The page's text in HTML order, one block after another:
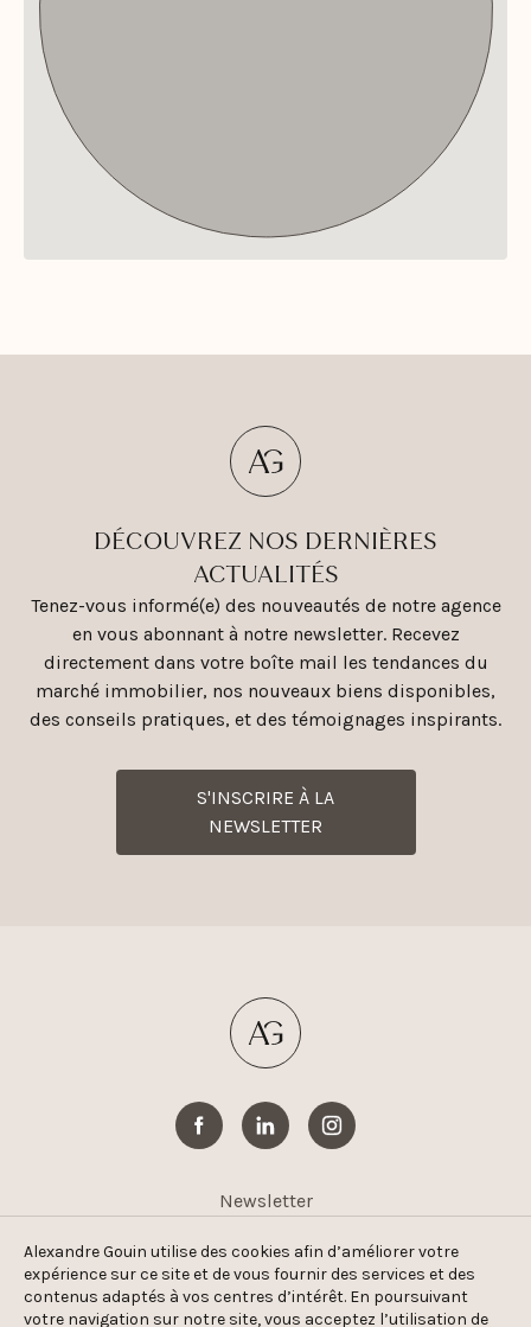
Alexandre Gouin utilise des cookies afin d’améliorer votre
expérience sur ce site et de vous fournir des services et des
contenus adaptés à vos centres d’intérêt. En poursuivant
votre navigation sur notre site, vous acceptez l’utilisation de
DÉCOUVREZ NOS DERNIÈRES
ACTUALITÉS
Tenez-vous informé(e) des nouveautés de notre agence
en vous abonnant à notre newsletter. Recevez
directement dans votre boîte mail les tendances du
marché immobilier, nos nouveaux biens disponibles,
des conseils pratiques, et des témoignages inspirants.
S'INSCRIRE À LA
NEWSLETTER
Newsletter
Honoraires d’agence
Mentions légales & CGU